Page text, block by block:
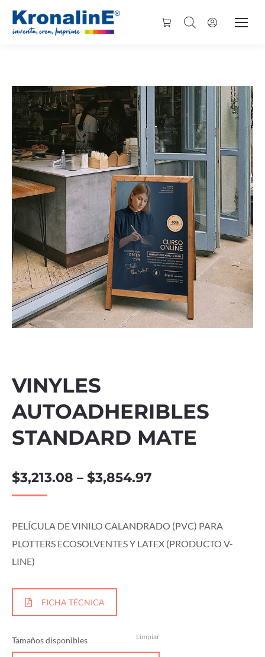
VINYLES
AUTOADHERIBLES
STANDARD MATE
$3,213.08 – $3,854.97
PELÍCULA DE VINILO CALANDRADO (PVC) PARA
PLOTTERS ECOSOLVENTES Y LATEX (PRODUCTO V-
LINE)
FICHA TÉCNICA
Tamaños disponibles Limpiar